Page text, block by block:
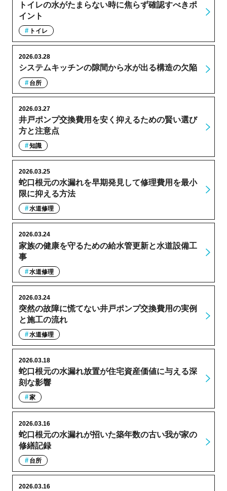
トイレの水がたまらない時に焦らず確認すべきポ
イント
トイレ
システムキッチンの隙間から水が出る構造の欠陥
2026.03.28
台所
井戸ポンプ交換費用を安く抑えるための賢い選び
方と注意点
2026.03.27
知識
蛇口根元の水漏れを早期発見して修理費用を最小
限に抑える方法
2026.03.25
水道修理
家族の健康を守るための給水管更新と水道設備工
事
2026.03.24
水道修理
突然の故障に慌てない井戸ポンプ交換費用の実例
と施工の流れ
2026.03.24
水道修理
蛇口根元の水漏れ放置が住宅資産価値に与える深
刻な影響
2026.03.18
家
蛇口根元の水漏れが招いた築年数の古い我が家の
修繕記録
2026.03.16
台所
2026.03.16